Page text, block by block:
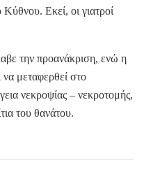
Εκεί, οι γιατροί
την προανάκριση, ενώ η
μεταφερθεί στο
νεκροψίας – νεκροτομής,
του θανάτου.